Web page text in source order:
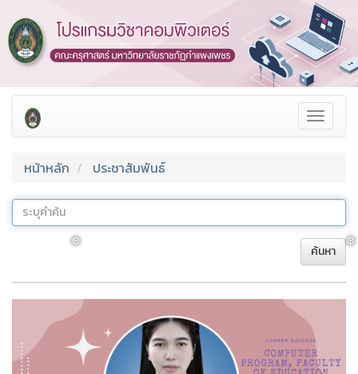
Toggle
หน้าหลัก
ประชาสัมพันธ์
ค้นหา
❅
❅